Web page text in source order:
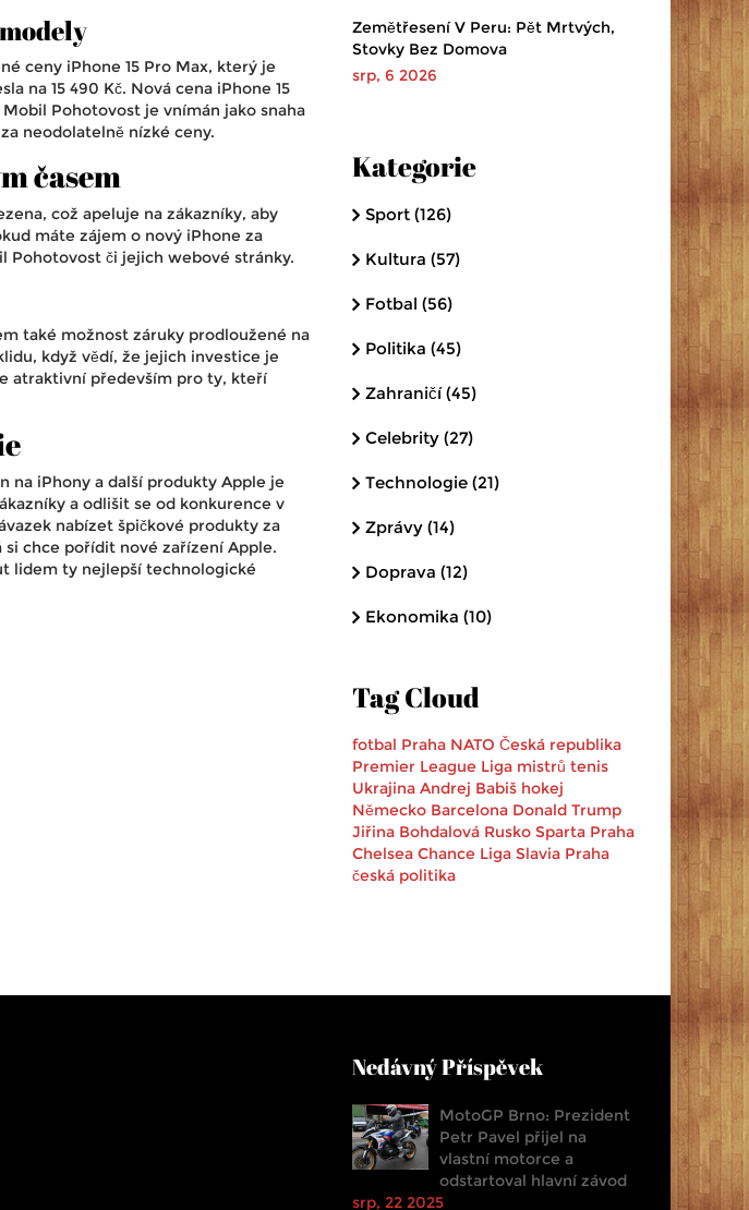
ceny iPhone 15 Pro Max, který je
na 15 490 Kč. Nová cena iPhone 15
Pohotovost je vnímán jako snaha
neodolatelně nízké ceny.
časem
což apeluje na zákazníky, aby
máte zájem o nový iPhone za
Pohotovost či jejich webové stránky.
také možnost záruky prodloužené na
když vědí, že jejich investice je
atraktivní především pro ty, kteří
na iPhony a další produkty Apple je
a odlišit se od konkurence v
nabízet špičkové produkty za
chce pořídit nové zařízení Apple.
lidem ty nejlepší technologické
Zemětřesení V Peru: Pět Mrtvých,
Stovky Bez Domova
srp, 6 2026
Kategorie
Sport (126)
Kultura (57)
Fotbal (56)
Politika (45)
Zahraničí(45)
Celebrity (27)
Technologie (21)
Zprávy (14)
Doprava (12)
Ekonomika (10)
Tag Cloud
fotbal Praha NATO Česká republika
Premier League Liga mistrů tenis
Ukrajina Andrej Babiš hokej
Německo Barcelona Donald Trump
Jiřina Bohdalová Rusko Sparta Praha
Chelsea Chance Liga Slavia Praha
česká politika
Nedávný Příspěvek
MotoGP Brno: Prezident
Petr Pavel přijel na
vlastní motorce a
odstartoval hlavní závod
srp, 22 2025